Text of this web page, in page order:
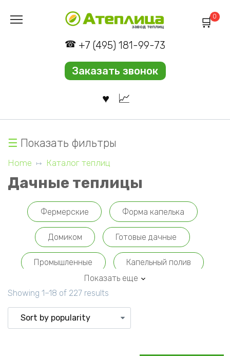
+7 (495) 181-99-73
Заказать звонок
0
Home Каталог теплиц
Дачные теплицы
Фермерские Форма капелька
Домиком Готовые дачные
Промышленные
Капельный полив
Показать еще
Showing 1–18 of 227 results
Показать фильтры